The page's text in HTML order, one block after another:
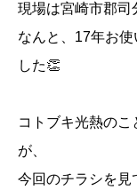
現場は宮崎市郡司
なんと、17年お
した👏
コトブキ光熱の
が、
今回のチラシを見